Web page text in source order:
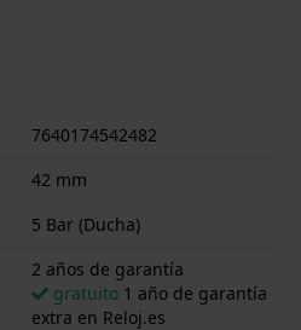
garantía.
7640174542482
42 mm
5 Bar (Ducha)
2 años de garantía
gratuito 1 año de garantía
extra en Reloj.es